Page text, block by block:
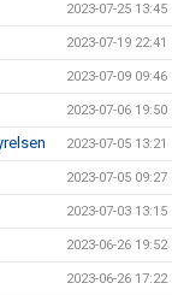
2023-07-25 13:45
2023-07-19 22:41
2023-07-09 09:46
2023-07-06 19:50
2023-07-05 13:21
2023-07-05 09:27
2023-07-03 13:15
2023-06-26 19:52
2023-06-26 17:22